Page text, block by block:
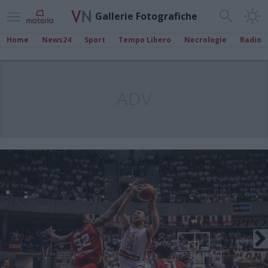
Gallerie Fotografiche
Home News24 Sport Tempo Libero Necrologie Radio